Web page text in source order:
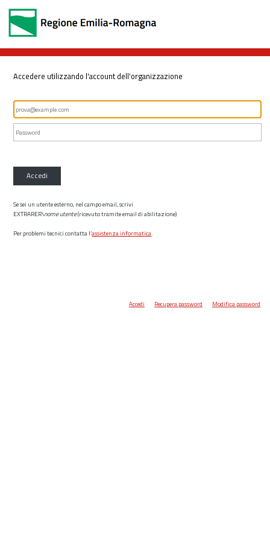
Accedere utilizzando l'account dell'organizzazione
Accedi
Se sei un utente esterno, nel campo email, scrivi
EXTRARER\nome utente(ricevuto tramite email di abilitazione)
Per problemi tecnici contatta l’assistenza informatica.
Accedi Recupera password Modifica password